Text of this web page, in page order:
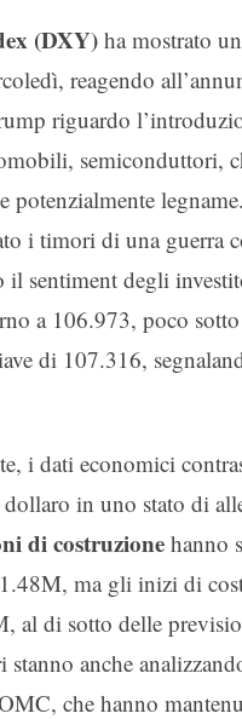
(DXY)ha mostrato
reagendo
riguardo
semiconduttori,
potenzialmente
i timori di una guerra
il sentiment degli
a 106.973, poco
di 107.316,
i dati economici
in uno stato di
di costruzione hanno
ma gli inizi di
al di sotto delle
stanno anche
che hanno